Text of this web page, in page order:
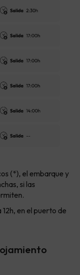
(*), el embarque y
si las
en el puerto de